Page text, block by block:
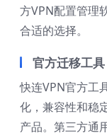
方VPN配置管理
合适的选择。
官方迁移工
快连VPN官方工
化，兼容性和稳
产品。第三方通